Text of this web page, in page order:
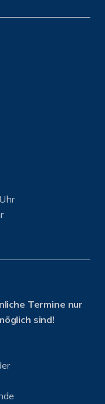
Termine nur
sind!